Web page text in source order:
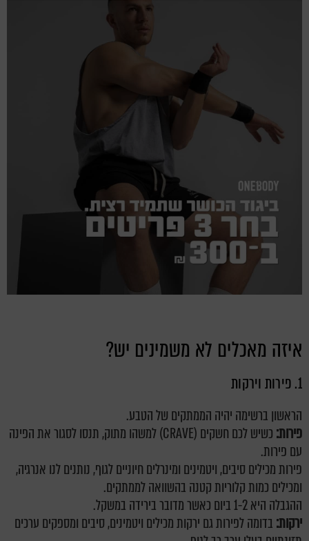
איזה מאכלים לא משמינים יש?
1. פירות וירקות
הראשון ברשימה יהיה הממתקים של הטבע.
פירות:
כשיש לכם חשקים (CRAVE) למשהו מתוק, תנסו לסגור את הפינה
עם פירות.
פירות מכילים סיבים, ויטמינים ומינרלים חיוניים לגוף, נותנים לנו אנרגיה,
ומכילים כמות קלוריות קטנה בהשוואה לממתקים.
ההגבלה היא 1-2 ביום כאשר מדובר בירידה במשקל.
ירקות: בדומה לפירות גם ירקות מכילים ויטמינים, סיבים ומספקים ערכים